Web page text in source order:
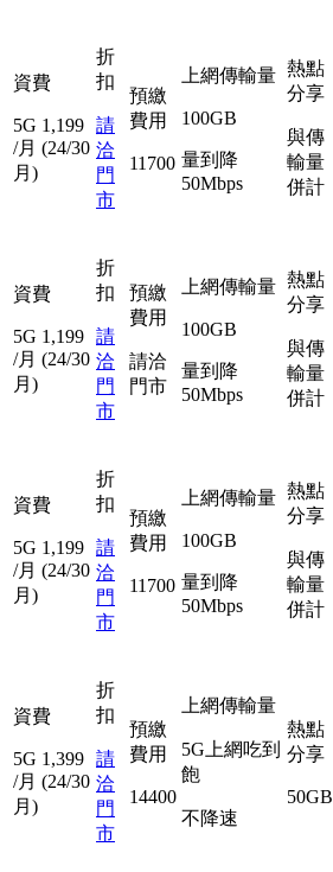
資費
5G 1,199
/月 (24/30
月)
折
扣
請
洽
門
市
預繳
費用
11700
上網傳輸量
100GB
量到降
50Mbps
熱點
分享
與傳
輸量
併計
資費
5G 1,199
/月 (24/30
月)
折
扣
請
洽
門
市
預繳
費用
請洽
門市
上網傳輸量
100GB
量到降
50Mbps
熱點
分享
與傳
輸量
併計
資費
5G 1,199
/月 (24/30
月)
折
扣
請
洽
門
市
預繳
費用
11700
上網傳輸量
100GB
量到降
50Mbps
熱點
分享
與傳
輸量
併計
資費
5G 1,399
/月 (24/30
月)
折
扣
請
洽
門
市
預繳
費用
14400
上網傳輸量
5G上網吃到
飽
不降速
熱點
分享
50GB